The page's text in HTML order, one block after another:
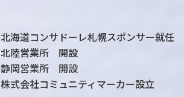
北海道コンサドーレ札幌スポンサー就任
北陸営業所 開設
静岡営業所 開設
株式会社コミュニティマーカー設立